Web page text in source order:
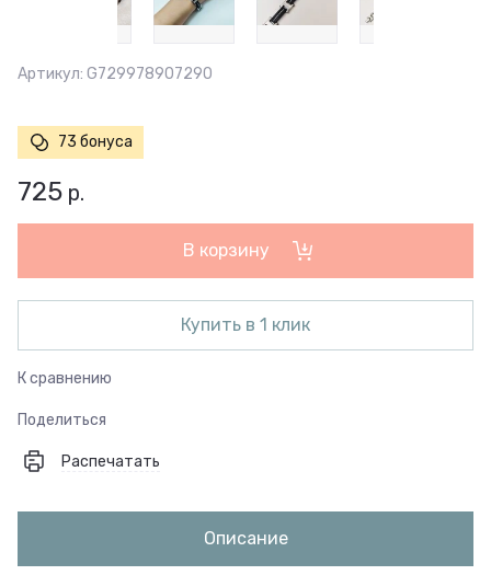
Артикул: G729978907290
73 бонуса
725 р.
В корзину
Купить в 1 клик
К сравнению
Поделиться
Распечатать
Описание